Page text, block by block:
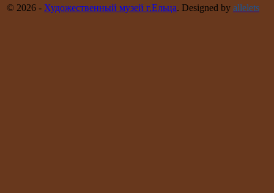
© 2026 - Художественный музей г.Ельца. Designed by allelets